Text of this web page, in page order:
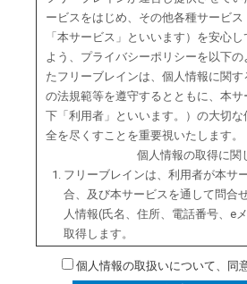
ービスをはじめ、その他各種サービ
「本サービス」といいます）を安心
よう、プライバシーポリシーを以下の
たフリーブレインは、個人情報に関
の法規範等を遵守するとともに、本サ
下「利用者」といいます。）の大切
全を尽くすことを重要視いたします。
個人情報の取得に関
フリーブレインは、利用者が本サ
合、及び本サービスを通して問合
人情報(氏名、住所、電話番号、e
取得します。
が本サービスを効果的に利用いた
個人情報の取扱いについて、同